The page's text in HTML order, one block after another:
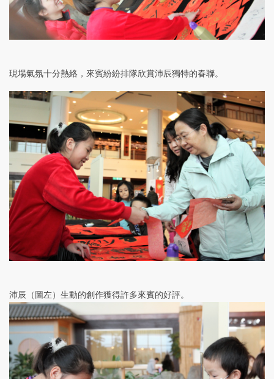
現場氣氛十分熱絡，來賓紛紛排隊欣賞沛辰獨特的春聯。
沛辰（圖左）生動的創作獲得許多來賓的好評。